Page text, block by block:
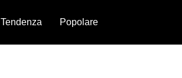
Tendenza Popolare